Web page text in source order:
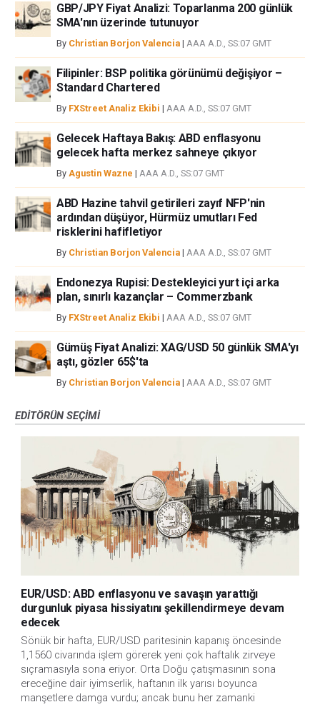
GBP/JPY Fiyat Analizi: Toparlanma 200 günlük
SMA'nın üzerinde tutunuyor
By Christian Borjon Valencia | AAA A.D., SS:07 GMT
Filipinler: BSP politika görünümü değişiyor –
Standard Chartered
By FXStreet Analiz Ekibi | AAA A.D., SS:07 GMT
Gelecek Haftaya Bakış: ABD enflasyonu
gelecek hafta merkez sahneye çıkıyor
By Agustin Wazne | AAA A.D., SS:07 GMT
ABD Hazine tahvil getirileri zayıf NFP'nin
ardından düşüyor, Hürmüz umutları Fed
risklerini hafifletiyor
By Christian Borjon Valencia | AAA A.D., SS:07 GMT
Endonezya Rupisi: Destekleyici yurt içi arka
plan, sınırlı kazançlar – Commerzbank
By FXStreet Analiz Ekibi | AAA A.D., SS:07 GMT
Gümüş Fiyat Analizi: XAG/USD 50 günlük SMA'yı
aştı, gözler 65$'ta
By Christian Borjon Valencia | AAA A.D., SS:07 GMT
EDITÖRÜN SEÇIMI
EUR/USD: ABD enflasyonu ve savaşın yarattığı
durgunluk piyasa hissiyatını şekillendirmeye devam
edecek
Sönük bir hafta, EUR/USD paritesinin kapanış öncesinde
1,1560 civarında işlem görerek yeni çok haftalık zirveye
sıçramasıyla sona eriyor. Orta Doğu çatışmasının sona
ereceğine dair iyimserlik, haftanın ilk yarısı boyunca
manşetlere damga vurdu; ancak bunu her zamanki